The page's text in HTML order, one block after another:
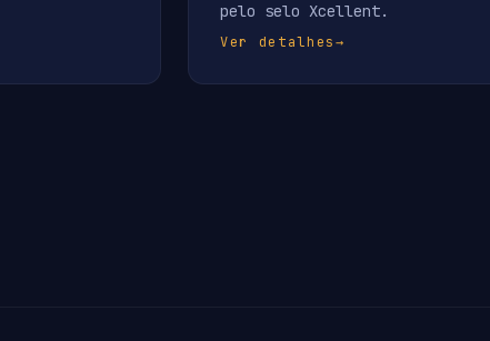
pelo selo Xcellent.
Ver detalhes→